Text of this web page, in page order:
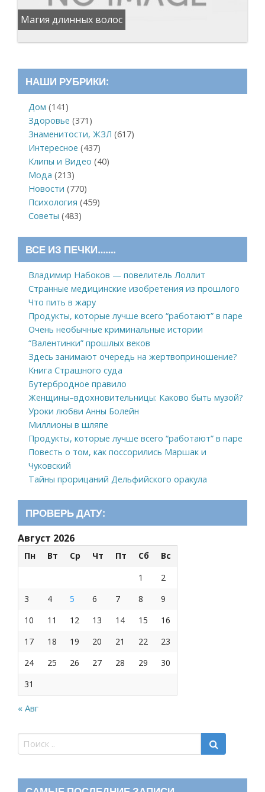
Магия длинных волос
НАШИ РУБРИКИ:
Дом (141)
Здоровье (371)
Знаменитости, ЖЗЛ (617)
Интересное (437)
Клипы и Видео (40)
Мода (213)
Новости (770)
Психология (459)
Советы (483)
ВСЕ ИЗ ПЕЧКИ…….
Владимир Набоков — повелитель Лоллит
Странные медицинские изобретения из прошлого
Что пить в жару
Продукты, которые лучше всего “работают” в паре
Очень необычные криминальные истории
“Валентинки” прошлых веков
Здесь занимают очередь на жертвоприношение?
Книга Страшного суда
Бутербродное правило
Женщины–вдохновительницы: Каково быть музой?
Уроки любви Анны Болейн
Миллионы в шляпе
Продукты, которые лучше всего “работают” в паре
Повесть о том, как поссорились Маршак и
Чуковский
Тайны прорицаний Дельфийского оракула
ПРОВЕРЬ ДАТУ:
Август 2026
Пн Вт Ср Чт Пт Сб
Вс
1
2
3
4 5 6 7 8
9
10
11 12 13 14 15
16
17
18 19 20 21 22
23
24
25 26 27 28 29
30
31
« Авг